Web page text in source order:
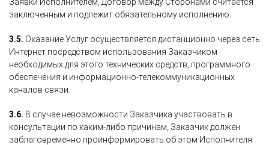
заключенным и подлежит обязательному исполнению.
3.5. Оказание Услуг осуществляется дистанционно через сеть
Интернет посредством использования Заказчиком
необходимых для этого технических средств, программного
обеспечения и информационно-телекоммуникационных
каналов связи.
3.6. В случае невозможности Заказчика участвовать в
консультации по каким-либо причинам, Заказчик должен
заблаговременно проинформировать об этом Исполнителя.